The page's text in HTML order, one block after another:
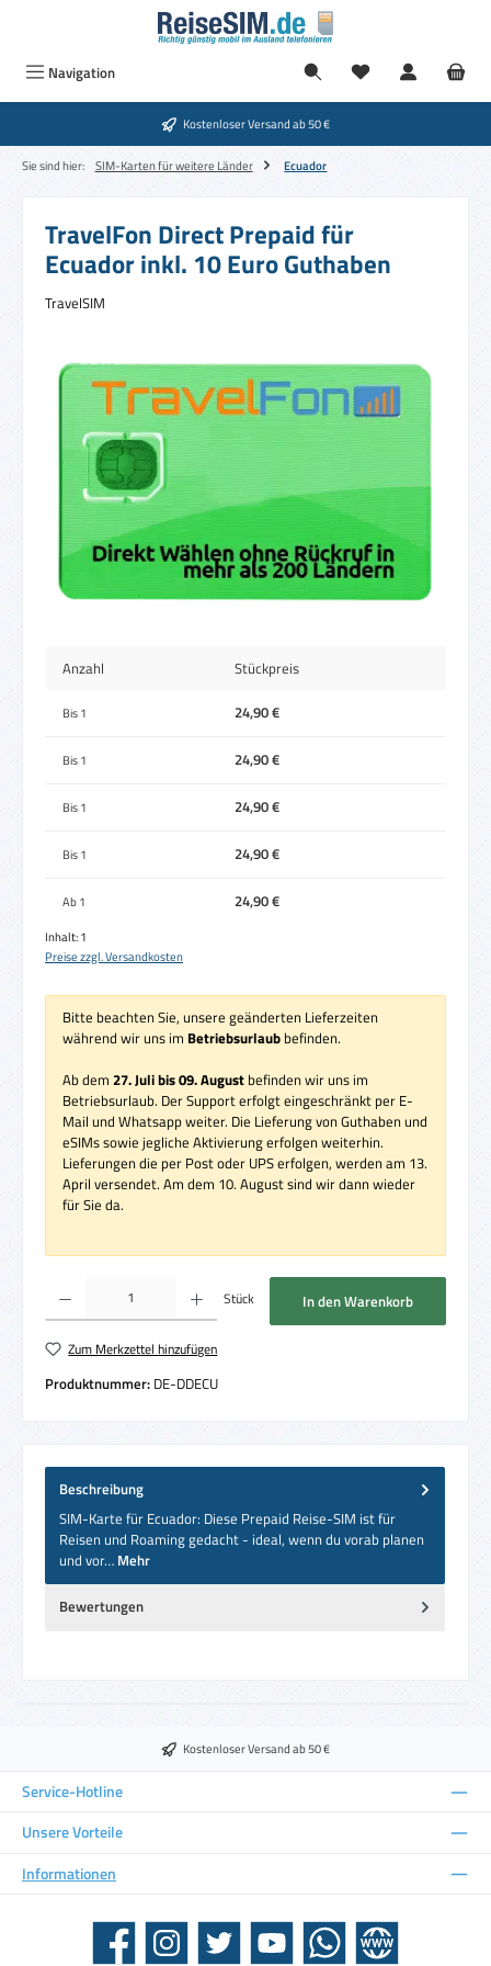
Zum Hauptinhalt springen
Navigation
Kostenloser Versand ab 50 €
Sie sind hier: SIM-Karten für weitere Länder Ecuador
TravelFon Direct Prepaid für
Ecuador inkl. 10 Euro Guthaben
TravelSIM
Bildergalerie überspringen
Anzahl Stückpreis
Bis1 24,90 €
Bis1 24,90 €
Bis1 24,90 €
Bis1 24,90 €
Ab1 24,90 €
Inhalt:1
Preise zzgl. Versandkosten
Bitte beachten Sie, unsere geänderten Lieferzeiten
während wir uns im Betriebsurlaub befinden.
Ab dem 27. Juli bis 09. August befinden wir uns im
Betriebsurlaub. Der Support erfolgt eingeschränkt per E-
Mail und Whatsapp weiter. Die Lieferung von Guthaben und
eSIMs sowie jegliche Aktivierung erfolgen weiterhin.
Lieferungen die per Post oder UPS erfolgen, werden am 13.
April versendet. Am dem 10. August sind wir dann wieder
für Sie da.
Produkt Anzahl: Gib den gewünschten Wert ein oder benutze die Schaltflächen um
Stück In den Warenkorb
Zum Merkzettel hinzufügen
Produktnummer: DE-DDECU
Beschreibung
SIM-Karte für Ecuador: Diese Prepaid Reise-SIM ist für
Reisen und Roaming gedacht - ideal, wenn du vorab planen
und vor… Mehr
Bewertungen
Kostenloser Versand ab 50 €
Service-Hotline
Unsere Vorteile
Informationen
Facebook Instagram Twitter YouTube WhatsApp Website